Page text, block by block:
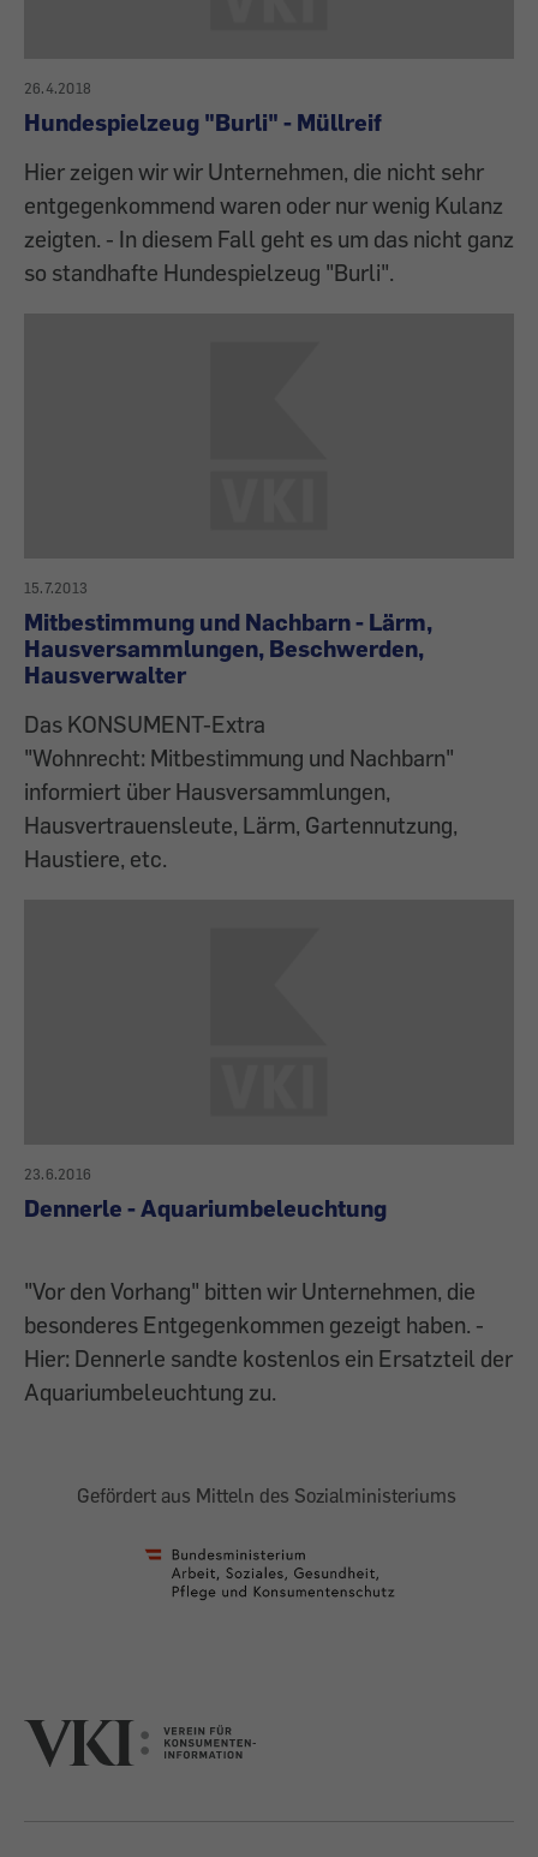
26.4.2018
Hundespielzeug "Burli" - Müllreif
Hier zeigen wir wir Unternehmen, die nicht sehr
entgegenkommend waren oder nur wenig Kulanz
zeigten. - In diesem Fall geht es um das nicht ganz
so standhafte Hundespielzeug "Burli".
15.7.2013
Mitbestimmung und Nachbarn - Lärm,
Hausversammlungen, Beschwerden,
Hausverwalter
Das KONSUMENT-Extra
"Wohnrecht: Mitbestimmung und Nachbarn"
informiert über Hausversammlungen,
Hausvertrauensleute, Lärm, Gartennutzung,
Haustiere, etc.
23.6.2016
Dennerle - Aquariumbeleuchtung
"Vor den Vorhang" bitten wir Unternehmen, die
besonderes Entgegenkommen gezeigt haben. -
Hier: Dennerle sandte kostenlos ein Ersatzteil der
Aquariumbeleuchtung zu.
Gefördert aus Mitteln des Sozialministeriums